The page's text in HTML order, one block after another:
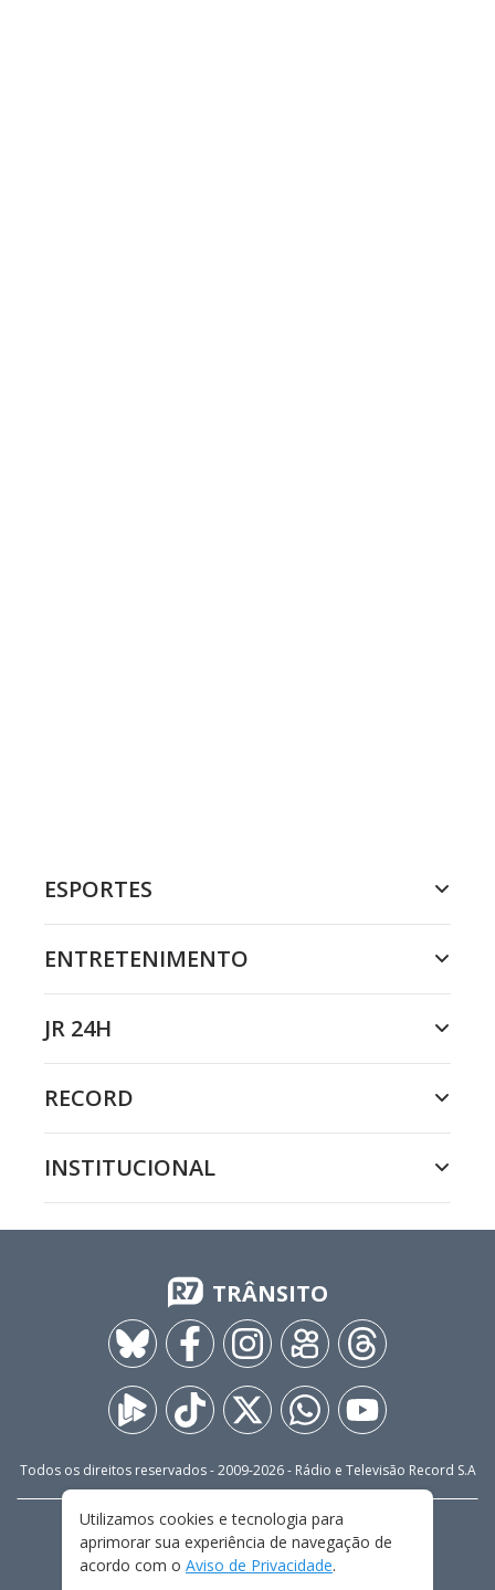
ESPORTES
ENTRETENIMENTO
JR 24H
RECORD
INSTITUCIONAL
TRÂNSITO
Todos os direitos reservados - 2009-2026- Rádio e Televisão Record S.A
FALE CONOSCO
PRIVACIDADE
TERMOS E CONDIÇÕES DE USO
Utilizamos cookies e tecnologia para
aprimorar sua experiência de navegação de
acordo com o Aviso de Privacidade.